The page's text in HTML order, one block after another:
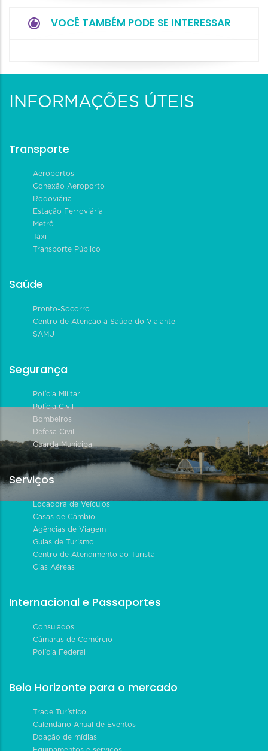
VOCÊ TAMBÉM PODE SE INTERESSAR
INFORMAÇÕES ÚTEIS
Transporte
Aeroportos
Conexão Aeroporto
Rodoviária
Estação Ferroviária
Metrô
Táxi
Transporte Público
Saúde
Pronto-Socorro
Centro de Atenção à Saúde do Viajante
SAMU
Segurança
Polícia Militar
Polícia Civil
Bombeiros
Defesa Civil
Guarda Municipal
Serviços
Locadora de Veículos
Casas de Câmbio
Agências de Viagem
Guias de Turismo
Centro de Atendimento ao Turista
Cias Aéreas
Internacional e Passaportes
Consulados
Câmaras de Comércio
Polícia Federal
Belo Horizonte para o mercado
Trade Turístico
Calendário Anual de Eventos
Doação de mídias